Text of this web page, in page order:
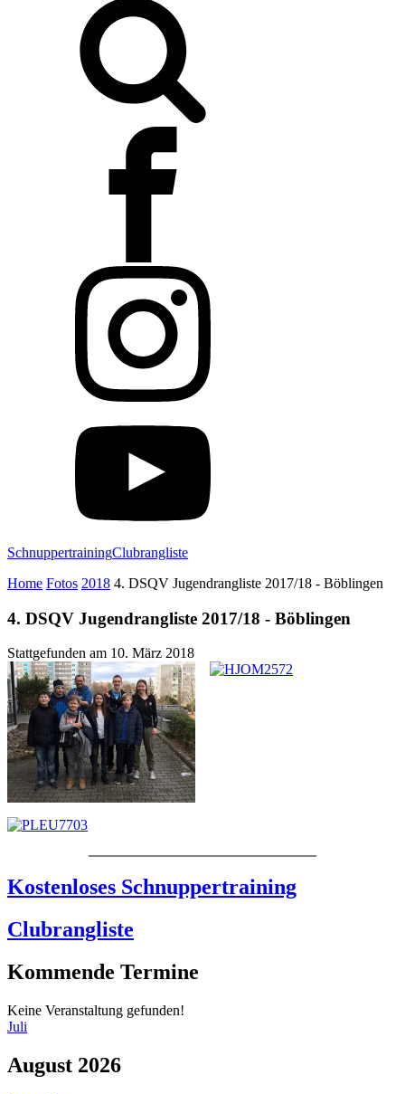
SchnuppertrainingClubrangliste
Home Fotos 2018 4. DSQV Jugendrangliste 2017/18 - Böblingen
4. DSQV Jugendrangliste 2017/18 - Böblingen
Stattgefunden am 10. März 2018
Kostenloses Schnuppertraining
Clubrangliste
Kommende Termine
Keine Veranstaltung gefunden!
Juli
August 2026